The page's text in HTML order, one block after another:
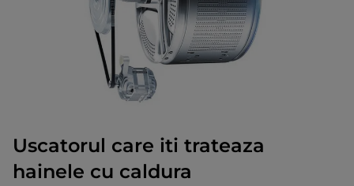
Uscatorul care iti trateaza
hainele cu caldura